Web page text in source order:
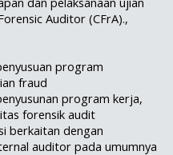
Auditor (CFrA).,
program
fraud
program kerja,
forensik audit
berkaitan dengan
auditor pada umumnya